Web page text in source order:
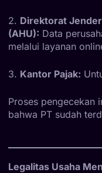
2. Direktorat
(AHU): Data
melalui layanan
3. Kantor Pajak:
Proses pengecekan
bahwa PT sudah
Legalitas Usaha